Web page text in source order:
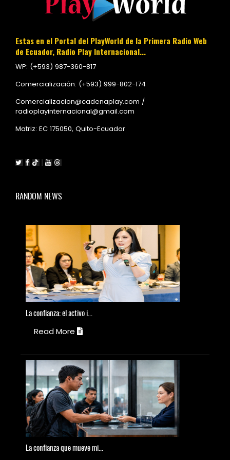
Estas en el Portal del PlayWorld de la Primera Radio Web
de Ecuador, Radio Play Internacional...
WP: (+593) 987-360-817
Comercialización: (+593) 999-802-174
Comercializacion@cadenaplay.com /
radioplayinternacional@gmail.com
Matriz: EC 175050, Quito-Ecuador
RANDOM NEWS
La confianza: el activo i...
Read More
La confianza que mueve mi...